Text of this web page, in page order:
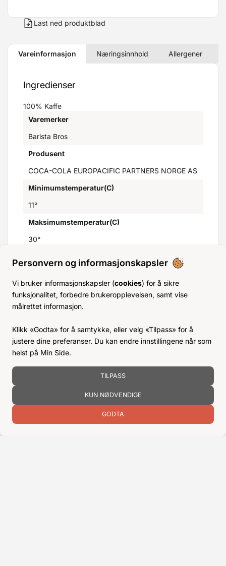
Personvern og informasjonskapsler
Vi bruker informasjonskapsler (cookies) for å sikre
funksjonalitet, forbedre brukeropplevelsen, samt vise
målrettet informasjon.
Klikk «Godta» for å samtykke, eller velg «Tilpass» for å
justere dine preferanser. Du kan endre innstillingene når som
helst på Min Side.
TILPASS
KUN NØDVENDIGE
GODTA
Last ned produktblad
Vareinformasjon Næringsinnhold Allergener
Ingredienser
100% Kaffe
Varemerker
Barista Bros
Produsent
COCA-COLA EUROPACIFIC PARTNERS NORGE AS
Minimumstemperatur(C)
11°
Maksimumstemperatur(C)
30°
Opprinnelsesland
Sverige
ENCON AS
Dalsmoen 5
5709 Voss